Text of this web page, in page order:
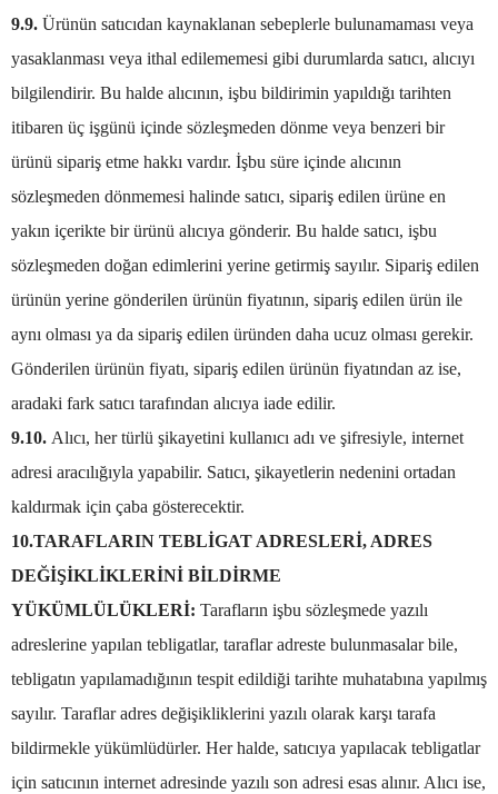
9.9. Ürünün satıcıdan kaynaklanan sebeplerle bulunamaması veya
yasaklanması veya ithal edilememesi gibi durumlarda satıcı, alıcıyı
bilgilendirir. Bu halde alıcının, işbu bildirimin yapıldığı tarihten
itibaren üç işgünü içinde sözleşmeden dönme veya benzeri bir
ürünü sipariş etme hakkı vardır. İşbu süre içinde alıcının
sözleşmeden dönmemesi halinde satıcı, sipariş edilen ürüne en
yakın içerikte bir ürünü alıcıya gönderir. Bu halde satıcı, işbu
sözleşmeden doğan edimlerini yerine getirmiş sayılır. Sipariş edilen
ürünün yerine gönderilen ürünün fiyatının, sipariş edilen ürün ile
aynı olması ya da sipariş edilen üründen daha ucuz olması gerekir.
Gönderilen ürünün fiyatı, sipariş edilen ürünün fiyatından az ise,
aradaki fark satıcı tarafından alıcıya iade edilir.
9.10. Alıcı, her türlü şikayetini kullanıcı adı ve şifresiyle, internet
adresi aracılığıyla yapabilir. Satıcı, şikayetlerin nedenini ortadan
kaldırmak için çaba gösterecektir.
10.TARAFLARIN TEBLİGAT ADRESLERİ, ADRES
DEĞİŞİKLİKLERİNİ BİLDİRME
YÜKÜMLÜLÜKLERİ: Tarafların işbu sözleşmede yazılı
adreslerine yapılan tebligatlar, taraflar adreste bulunmasalar bile,
tebligatın yapılamadığının tespit edildiği tarihte muhatabına yapılmış
sayılır. Taraflar adres değişikliklerini yazılı olarak karşı tarafa
bildirmekle yükümlüdürler. Her halde, satıcıya yapılacak tebligatlar
için satıcının internet adresinde yazılı son adresi esas alınır. Alıcı ise,